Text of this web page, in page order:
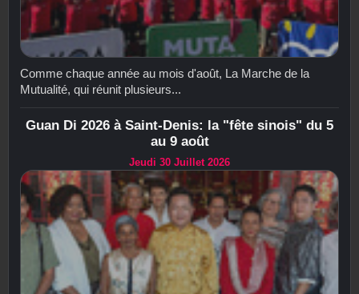
Comme chaque année au mois d'août, La Marche de la
Mutualité, qui réunit plusieurs...
Guan Di 2026 à Saint-Denis: la "fête sinois" du 5
au 9 août
Jeudi 30 Juillet 2026